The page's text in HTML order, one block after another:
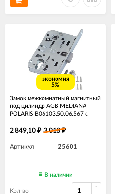
экономия
5%
Замок межкомнатный магнитный
под цилиндр AGB MEDIANA
POLARIS B06103.50.06.567 с
хром
2 849,10 ₽ 3 018₽
Артикул 25601
В наличии
Кол-во